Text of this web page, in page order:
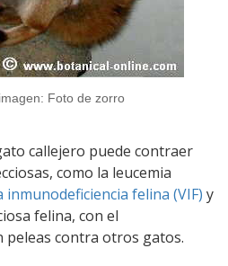
Foto de zorro
callejero puede contraer
como la leucemia
inmunodeficiencia felina (VIF) y
felina, con el
peleas contra otros gatos.